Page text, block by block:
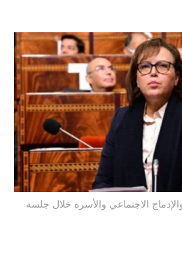
الاجتماعي والأسرة خلال جلسة